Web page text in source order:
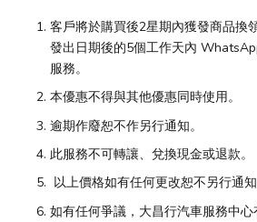
客戶將於購買後2星期內獲發商品換
發出日期後的5個工作天內
服務。
本優惠不得與其他優惠同時使用。
逾期作廢恕不作另行通知。
此服務不可轉讓、兌換現金或退款。
以上價格如有任何更改恕不另行通知
如有任何爭議，大昌行汽車服務中